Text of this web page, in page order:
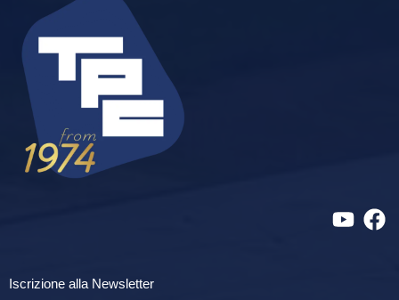
Iscrizione alla Newsletter